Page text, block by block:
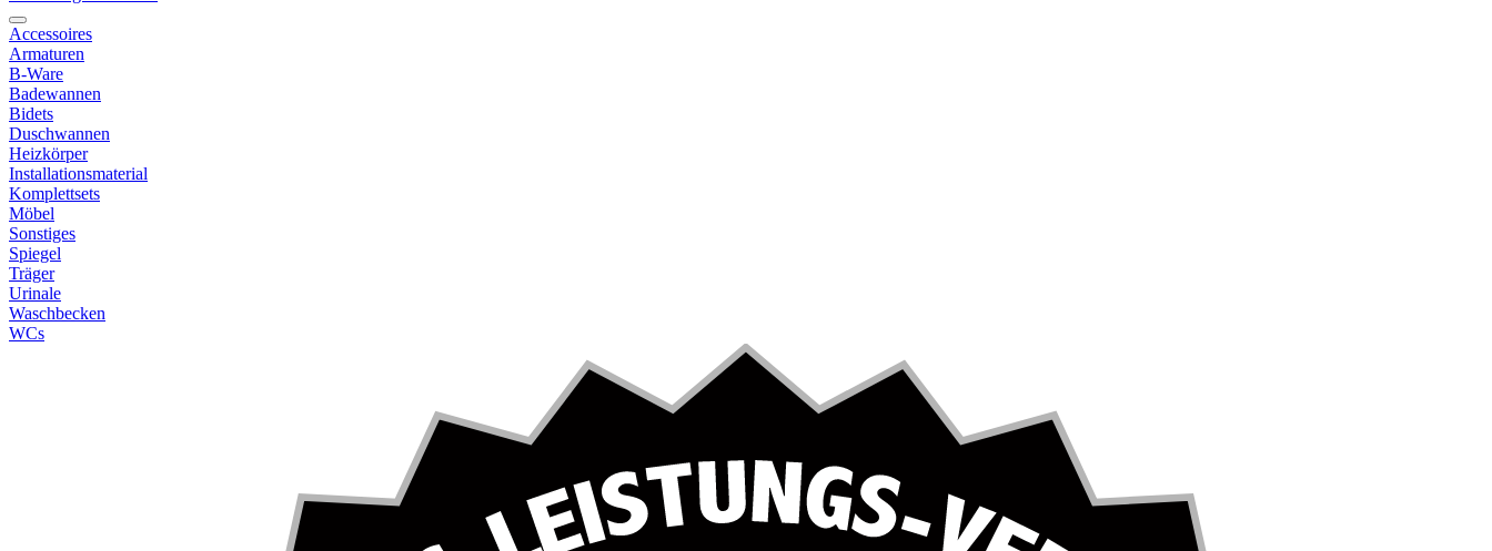
Accessoires
Armaturen
B-Ware
Badewannen
Bidets
Duschwannen
Heizkörper
Installationsmaterial
Komplettsets
Möbel
Sonstiges
Spiegel
Träger
Urinale
Waschbecken
WCs